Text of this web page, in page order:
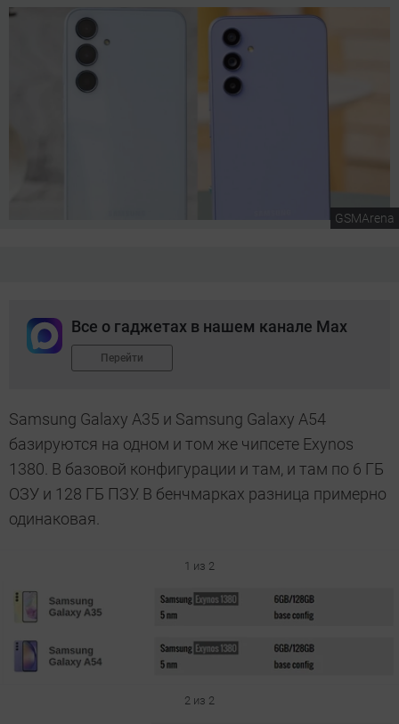
GSMArena
Все о гаджетах в нашем канале Max
Перейти
Samsung Galaxy A35 и Samsung Galaxy A54
базируются на одном и том же чипсете Exynos
1380. В базовой конфигурации и там, и там по 6 ГБ
ОЗУ и 128 ГБ ПЗУ. В бенчмарках разница примерно
одинаковая.
1 из 2
2 из 2